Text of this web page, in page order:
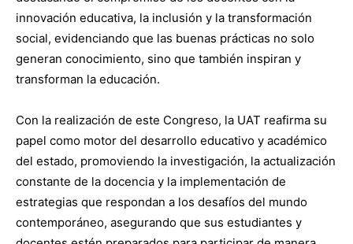
innovación educativa, la inclusión y la transformación
social, evidenciando que las buenas prácticas no solo
generan conocimiento, sino que también inspiran y
transforman la educación.
Con la realización de este Congreso, la UAT reafirma su
papel como motor del desarrollo educativo y académico
del estado, promoviendo la investigación, la actualización
constante de la docencia y la implementación de
estrategias que respondan a los desafíos del mundo
contemporáneo, asegurando que sus estudiantes y